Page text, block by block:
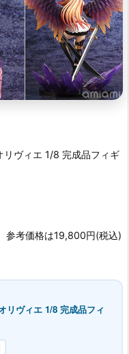
リヴィエ 1/8 完成品フィギ
参考価格は19,800円(税込)
リヴィエ 1/8 完成品フィ